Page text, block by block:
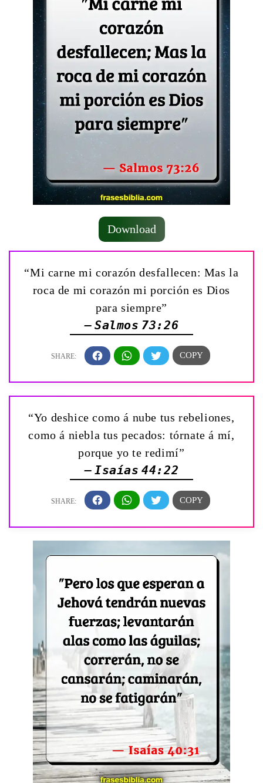
Download
“Mi carne mi corazón desfallecen: Mas la
roca de mi corazón mi porción es Dios
para siempre”
— Salmos 73:26
“Yo deshice como á nube tus rebeliones,
como á niebla tus pecados: tórnate á mí,
porque yo te redimí”
— Isaías 44:22